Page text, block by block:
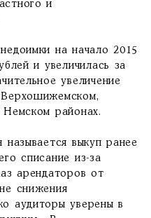
и
на начало 2015
и увеличилась за
увеличение
Немском районах.
выкуп ранее
списание из-за
арендаторов от
снижения
аудиторы уверены в